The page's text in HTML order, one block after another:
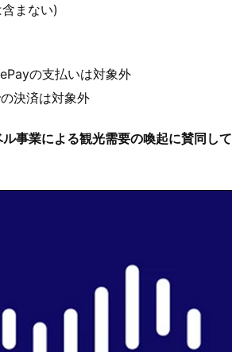
まない)
の支払いは対象外
決済は対象外
事業による観光需要の喚起に賛同して